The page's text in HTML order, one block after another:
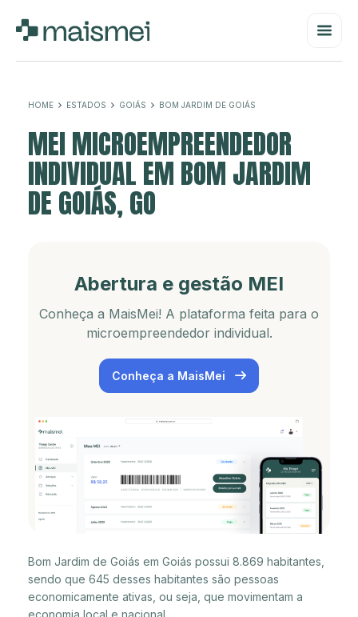
HOME ESTADOS GOIÁS BOM JARDIM DE GOIÁS
MEI MICROEMPREENDEDOR
INDIVIDUAL EM BOM JARDIM
DE GOIÁS, GO
Abertura e gestão MEI
Conheça a MaisMei! A plataforma feita para o
microempreendedor individual.
Conheça a MaisMei
Bom Jardim de Goiás em Goiás possui 8.869 habitantes,
sendo que 645 desses habitantes são pessoas
economicamente ativas, ou seja, que movimentam a
economia local e nacional.